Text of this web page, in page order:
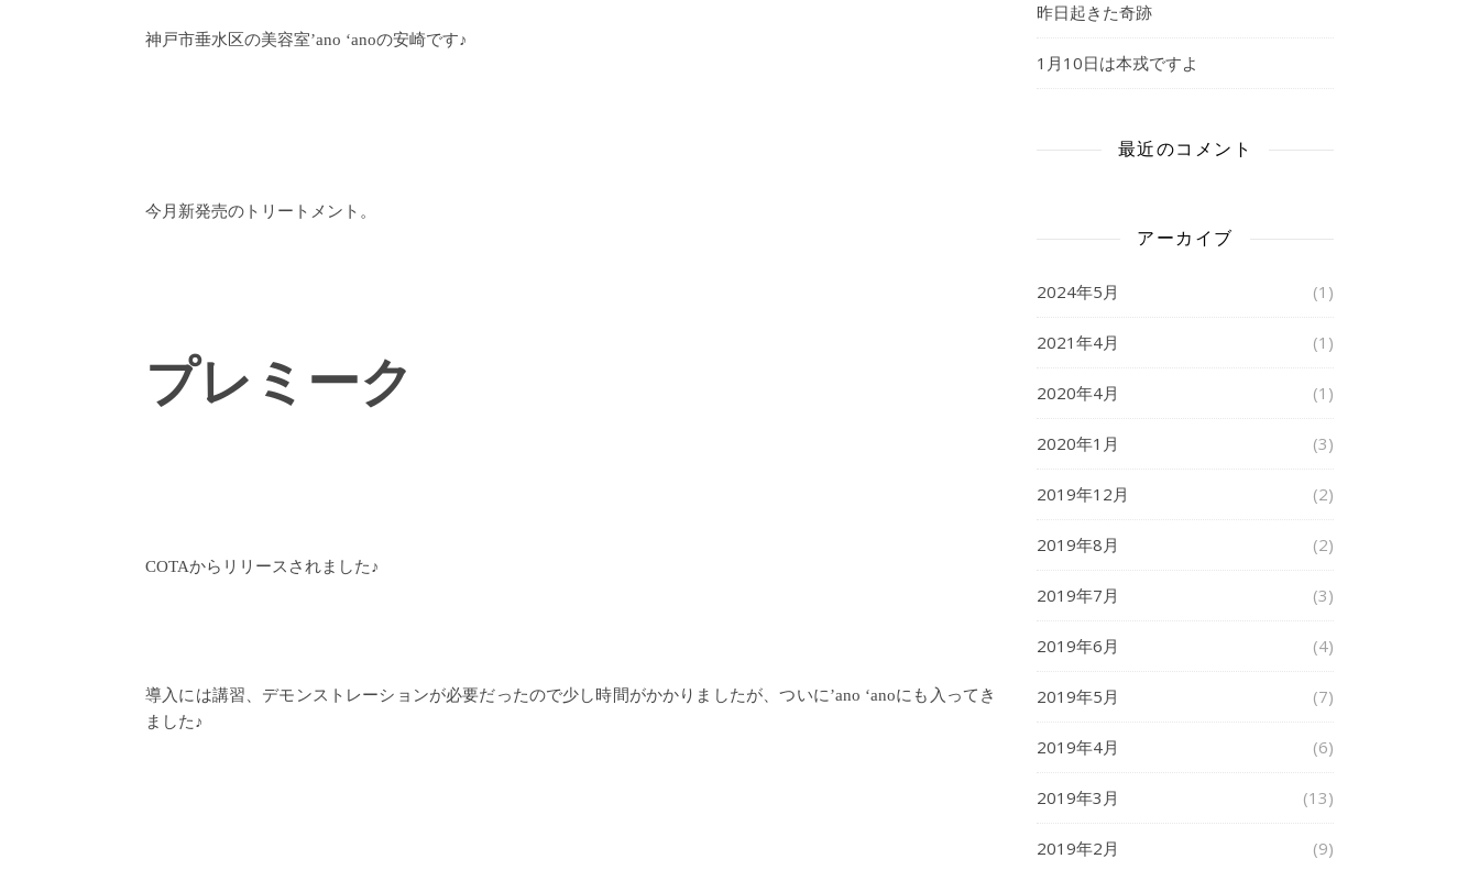
神戸市垂水区の美容室’ano ‘anoの安崎です♪
今月新発売のトリートメント。
プレミーク
COTAからリリースされました♪
導入には講習、デモンストレーションが必要だったので少し時間がかかりましたが、ついに’ano ‘anoにも入ってき
ました♪
昨日起きた奇跡
1月10日は本戎ですよ
最近のコメント
アーカイブ
2024年5月 (1)
2021年4月 (1)
2020年4月 (1)
2020年1月 (3)
2019年12月 (2)
2019年8月 (2)
2019年7月 (3)
2019年6月 (4)
2019年5月 (7)
2019年4月 (6)
2019年3月 (13)
2019年2月 (9)